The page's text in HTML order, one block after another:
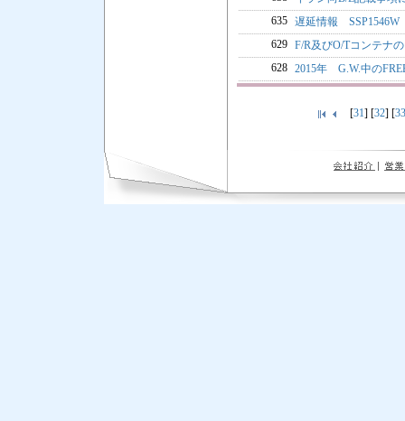
635 遅延情報
629 F/R及びO/Tコンテナ
628 2015年 G.W.中の
[31] [32] [33